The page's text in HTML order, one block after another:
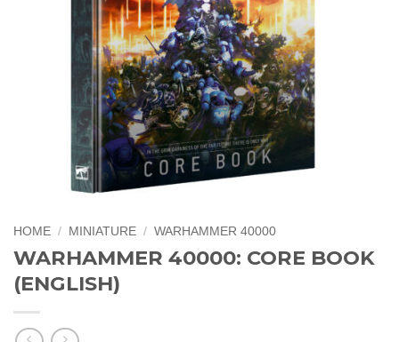
HOME / MINIATURE / WARHAMMER 40000
WARHAMMER 40000: CORE BOOK
(ENGLISH)